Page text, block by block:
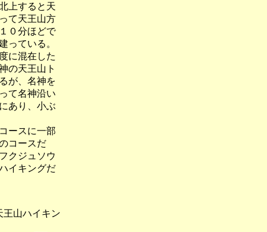
上すると天
て天王山方
０分ほどで
っている。
に混在した
の天王山ト
が、名神を
て名神沿い
あり、小ぶ
ースに一部
コースだ
クジュソウ
イキングだ
ハイキン